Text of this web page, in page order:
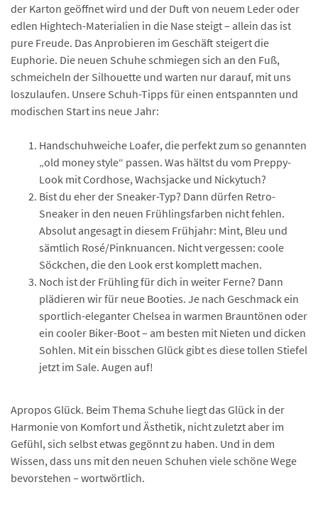
der Karton geöffnet wird und der Duft von neuem Leder oder
edlen Hightech-Materialien in die Nase steigt – allein das ist
pure Freude. Das Anprobieren im Geschäft steigert die
Euphorie. Die neuen Schuhe schmiegen sich an den Fuß,
schmeicheln der Silhouette und warten nur darauf, mit uns
loszulaufen. Unsere Schuh-Tipps für einen entspannten und
modischen Start ins neue Jahr:
Handschuhweiche Loafer, die perfekt zum so genannten
„old money style“ passen. Was hältst du vom Preppy-
Look mit Cordhose, Wachsjacke und Nickytuch?
Bist du eher der Sneaker-Typ? Dann dürfen Retro-
Sneaker in den neuen Frühlingsfarben nicht fehlen.
Absolut angesagt in diesem Frühjahr: Mint, Bleu und
sämtlich Rosé/Pinknuancen. Nicht vergessen: coole
Söckchen, die den Look erst komplett machen.
Noch ist der Frühling für dich in weiter Ferne? Dann
plädieren wir für neue Booties. Je nach Geschmack ein
sportlich-eleganter Chelsea in warmen Brauntönen oder
ein cooler Biker-Boot – am besten mit Nieten und dicken
Sohlen. Mit ein bisschen Glück gibt es diese tollen Stiefel
jetzt im Sale. Augen auf!
Apropos Glück. Beim Thema Schuhe liegt das Glück in der
Harmonie von Komfort und Ästhetik, nicht zuletzt aber im
Gefühl, sich selbst etwas gegönnt zu haben. Und in dem
Wissen, dass uns mit den neuen Schuhen viele schöne Wege
bevorstehen – wortwörtlich.